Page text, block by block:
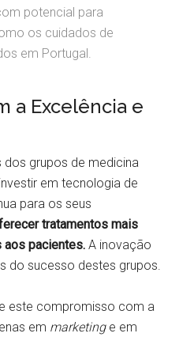
potencial para
os cuidados de
em Portugal.
a Excelência e
dos grupos de medicina
em tecnologia de
para os seus
tratamentos mais
aos pacientes. A inovação
do sucesso destes grupos.
este compromisso com a
em marketinge em